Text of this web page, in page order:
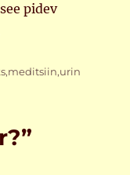
pidev
,meditsiin,urin